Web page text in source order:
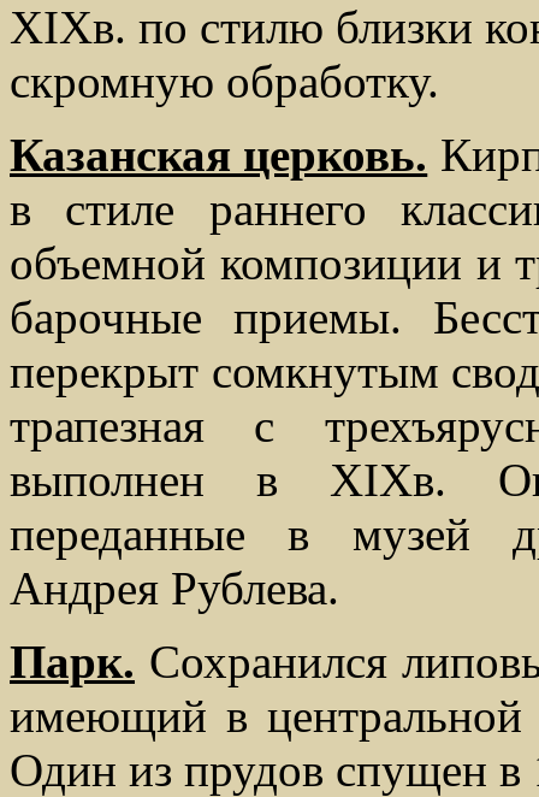
XIXв. по стилю близки
скромную обработку.
Казанская церковь.
в стиле раннего
объемной композиции и
барочные приемы.
перекрыт сомкнутым
трапезная с
выполнен в XIXв.
переданные в музей
Андрея Рублева.
Парк. Сохранился
имеющий в центральной
Один из прудов спущен в